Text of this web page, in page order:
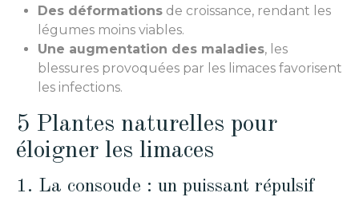
Des déformations de croissance, rendant les
légumes moins viables.
Une augmentation des maladies, les
blessures provoquées par les limaces favorisent
les infections.
5 Plantes naturelles pour
éloigner les limaces
1. La consoude : un puissant répulsif